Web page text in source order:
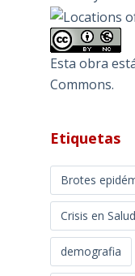
Esta obra
Commons.
Etiquetas
Brotes
Crisis en
demografia